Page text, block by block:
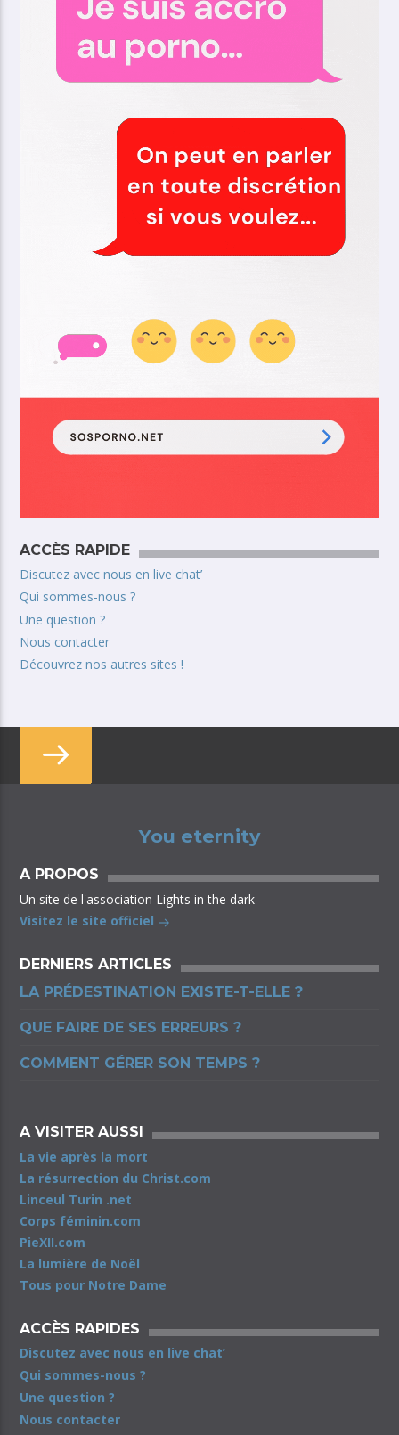
ACCÈS RAPIDE
Discutez avec nous en live chat’
Qui sommes-nous ?
Une question ?
Nous contacter
Découvrez nos autres sites !
You eternity
A PROPOS
Un site de l'association Lights in the dark
Visitez le site officiel
DERNIERS ARTICLES
LA PRÉDESTINATION EXISTE-T-ELLE ?
QUE FAIRE DE SES ERREURS ?
COMMENT GÉRER SON TEMPS ?
A VISITER AUSSI
La vie après la mort
La résurrection du Christ.com
Linceul Turin .net
Corps féminin.com
PieXII.com
La lumière de Noël
Tous pour Notre Dame
ACCÈS RAPIDES
Discutez avec nous en live chat’
Qui sommes-nous ?
Une question ?
Nous contacter